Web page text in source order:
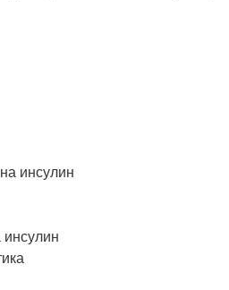
инсулин